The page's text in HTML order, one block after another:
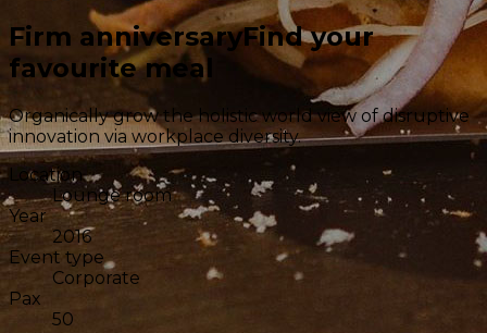
Firm anniversaryFind your
favourite meal
Organically grow the holistic world view of disruptive
innovation via workplace diversity.
Location
Lounge room
Year
2016
Event type
Corporate
Pax
50